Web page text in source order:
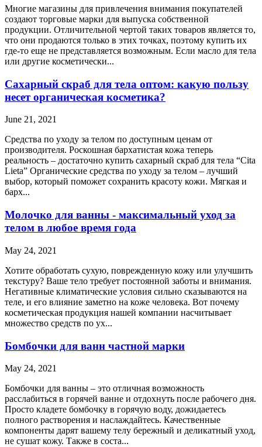
Многие магазины для привлечения внимания покупателей
создают торговые марки для выпуска собственной
продукции. Отличительной чертой таких товаров является то,
что они продаются только в этих точках, поэтому купить их
где-то еще не представляется возможным. Если масло для тела
или другие косметически...
Сахарный скраб для тела оптом: какую пользу
несет органическая косметика?
June 21, 2021
Средства по уходу за телом по доступным ценам от
производителя. Роскошная бархатистая кожа теперь
реальность – достаточно купить сахарный скраб для тела “Cita
Lieta” Органические средства по уходу за телом – лучший
выбор, который поможет сохранить красоту кожи. Мягкая и
барх...
Молочко для ванны - максимальный уход за
телом в любое время года
May 24, 2021
Хотите обработать сухую, поврежденную кожу или улучшить
текстуру? Ваше тело требует постоянной заботы и внимания.
Негативные климатические условия сильно сказываются на
теле, и его влияние заметно на коже человека. Вот почему
косметическая продукция нашей компании насчитывает
множество средств по ух...
Бомбочки для ванн частной марки
May 24, 2021
Бомбочки для ванны – это отличная возможность
расслабиться в горячей ванне и отдохнуть после рабочего дня.
Просто кладете бомбочку в горячую воду, дожидаетесь
полного растворения и наслаждайтесь. Качественные
компоненты дарят вашему телу бережный и деликатный уход,
не сушат кожу. Также в соста...